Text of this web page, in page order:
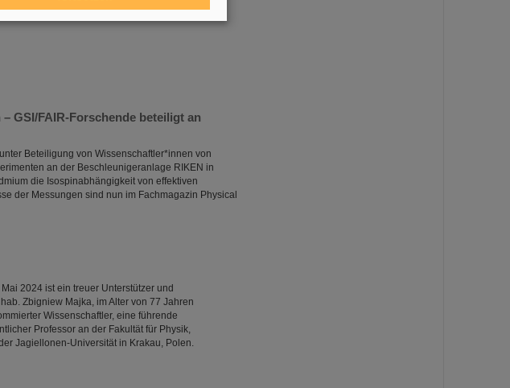
GSI/FAIR-Forschende beteiligt an
Beteiligung von Wissenschaftler*innen von
an der Beschleunigeranlage RIKEN in
die Isospinabhängigkeit von effektiven
der Messungen sind nun im Fachmagazin Physical
2024 ist ein treuer Unterstützer und
Zbigniew Majka, im Alter von 77 Jahren
Wissenschaftler, eine führende
Professor an der Fakultät für Physik,
Jagiellonen-Universität in Krakau, Polen.